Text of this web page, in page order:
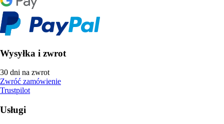
Wysyłka i zwrot
30 dni na zwrot
Zwróć zamówienie
Trustpilot
Usługi